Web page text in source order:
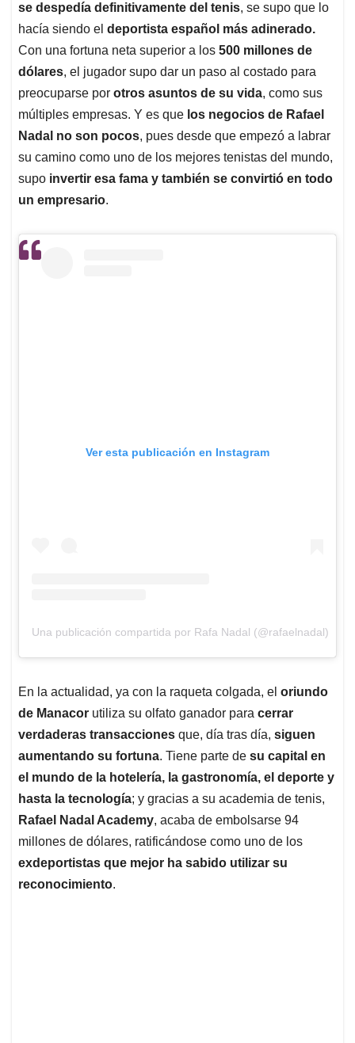
A
p
p
o
o
k
d
I
n
d
s
se despedía definitivamente del tenis, se supo que lo
hacía siendo el deportista español más adinerado.
Con una fortuna neta superior a los 500 millones de
dólares, el jugador supo dar un paso al costado para
preocuparse por otros asuntos de su vida, como sus
múltiples empresas. Y es que los negocios de Rafael
Nadal no son pocos, pues desde que empezó a labrar
su camino como uno de los mejores tenistas del mundo,
supo invertir esa fama y también se convirtió en todo
un empresario.
Ver esta publicación en Instagram
Una publicación compartida por Rafa Nadal (@rafaelnadal)
En la actualidad, ya con la raqueta colgada, el oriundo
de Manacor utiliza su olfato ganador para cerrar
verdaderas transacciones que, día tras día, siguen
aumentando su fortuna. Tiene parte de su capital en
el mundo de la hotelería, la gastronomía, el deporte y
hasta la tecnología; y gracias a su academia de tenis,
Rafael Nadal Academy, acaba de embolsarse 94
millones de dólares, ratificándose como uno de los
exdeportistas que mejor ha sabido utilizar su
reconocimiento.